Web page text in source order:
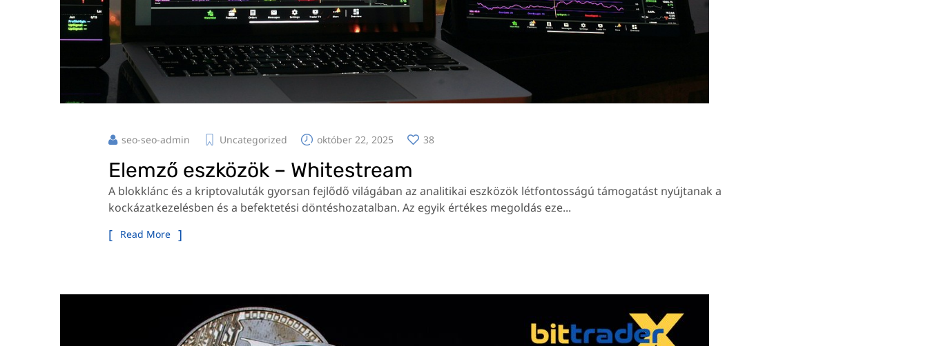
seo-seo-admin Uncategorized október 22, 2025 38
Elemző eszközök – Whitestream
A blokklánc és a kriptovaluták gyorsan fejlődő világában az analitikai eszközök létfontosságú támogatást nyújtanak a
kockázatkezelésben és a befektetési döntéshozatalban. Az egyik értékes megoldás eze...
Read More